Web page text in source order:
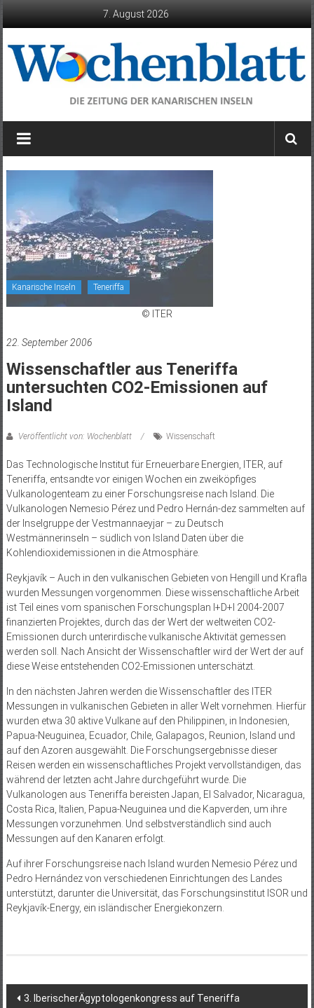
7. August 2026
Wochenblatt
die
Kanarischen
Inseln
Kanarische Inseln Teneriffa
© ITER
22. September 2006
Wissenschaftler aus Teneriffa
untersuchten CO2-Emissionen auf
Island
Veröffentlicht von: Wochenblatt Wissenschaft
Das Technologische Institut für Erneuerbare Energien, ITER, auf
Teneriffa, entsandte vor einigen Wochen ein zweiköpfiges
Vulkanologenteam zu einer Forschungsreise nach Island. Die
Vulkanologen Nemesio Pérez und Pedro Hernán-dez sammelten auf
der Inselgruppe der Vestmannaeyjar – zu Deutsch
Westmännerinseln – südlich von Island Daten über die
Kohlendioxidemissionen in die Atmosphäre.
Reykjavík – Auch in den vulkanischen Gebieten von Hengill und Krafla
wurden Messungen vorgenommen. Diese wissenschaftliche Arbeit
ist Teil eines vom spanischen Forschungsplan I+D+I 2004-2007
finanzierten Projektes, durch das der Wert der weltweiten CO2-
Emissionen durch unterirdische vulkanische Aktivität gemessen
werden soll. Nach Ansicht der Wissenschaftler wird der Wert der auf
diese Weise entstehenden CO2-Emissionen unterschätzt.
In den nächsten Jahren werden die Wissenschaftler des ITER
Messungen in vulkanischen Gebieten in aller Welt vornehmen. Hierfür
wurden etwa 30 aktive Vulkane auf den Philippinen, in Indonesien,
Papua-Neuguinea, Ecuador, Chile, Galapagos, Reunion, Island und
auf den Azoren ausgewählt. Die Forschungsergebnisse dieser
Reisen werden ein wissenschaftliches Projekt vervollständigen, das
während der letzten acht Jahre durchgeführt wurde. Die
Vulkanologen aus Teneriffa bereisten Japan, El Salvador, Nicaragua,
Costa Rica, Italien, Papua-Neuguinea und die Kapverden, um ihre
Messungen vorzunehmen. Und selbstverständlich sind auch
Messungen auf den Kanaren erfolgt.
Auf ihrer Forschungsreise nach Island wurden Nemesio Pérez und
Pedro Hernández von verschiedenen Einrichtungen des Landes
unterstützt, darunter die Universität, das Forschungsinstitut ISOR und
Reykjavík-Energy, ein isländischer Energiekonzern.
Beitragsnavigation
3. IberischerÄgyptologenkongress auf Teneriffa